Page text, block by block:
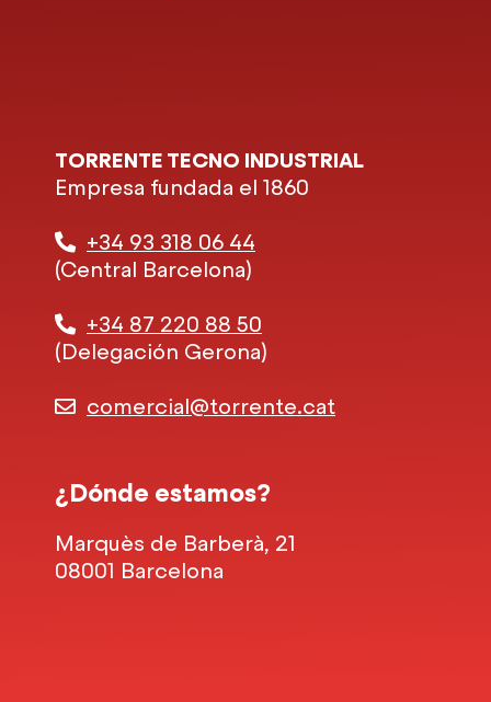
TORRENTE TECNO INDUSTRIAL
Empresa fundada el 1860
+34 93 318 06 44
(Central Barcelona)
+34 87 220 88 50
(Delegación Gerona)
comercial@torrente.cat
¿Dónde estamos?
Marquès de Barberà, 21
08001 Barcelona